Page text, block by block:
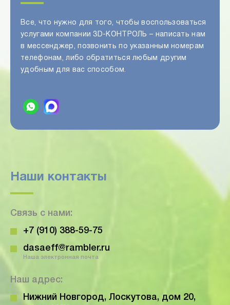
Все, что нужно для того, чтобы воспользоваться
услугами компании 3D-КОНТРОЛЬ – написать нам
в мессенджер, позвонить по указанным номерам
телефонам, либо обратиться любым другим
удобным для вас способом.
Наши контакты
Связь с нами:
+7 (910) 388-59-75
dasaeff@rambler.ru
Наша электронная почта
Наш адрес:
Нижний Новгород, Лоскутова, дом 20,